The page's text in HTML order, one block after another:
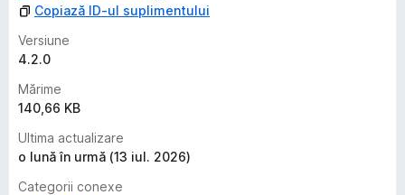
Copiază ID-ul suplimentului
Versiune
4.2.0
Mărime
140,66 KB
Ultima actualizare
o lună în urmă (13 iul. 2026)
Categorii conexe